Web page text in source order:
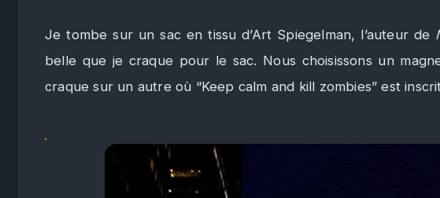
Je tombe sur un sac en tissu d’Art Spiegelman, l’auteur de
belle que je craque pour le sac. Nous choisissons un
craque sur un autre où “Keep calm and kill zombies” est